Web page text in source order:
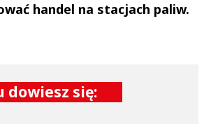
handel na stacjach paliw.
dowiesz się: